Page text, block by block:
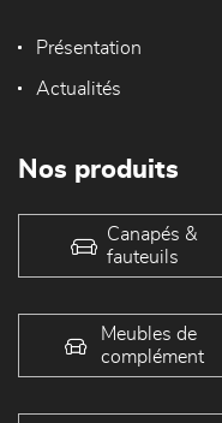
Présentation
Actualités
Nos produits
Canapés &
fauteuils
Meubles de
complément